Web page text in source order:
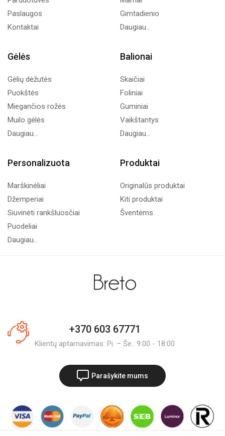
Paslaugos
Kontaktai
Gimtadienio
Daugiau...
Gėlės
Gėlių dėžutės
Puokštės
Miegančios rožės
Muilo gėlės
Daugiau...
Balionai
Skaičiai
Foliniai
Guminiai
Vaikštantys
Daugiau...
Personalizuota
Marškinėliai
Džemperiai
Siuvinėti rankšluosčiai
Puodeliai
Daugiau...
Produktai
Originalūs produktai
Kiti produktai
Šventėms
+370 603 67771
Klientų aptarnavimas: Pi. – Še.: 9:00 - 18:00
Parašykite mums